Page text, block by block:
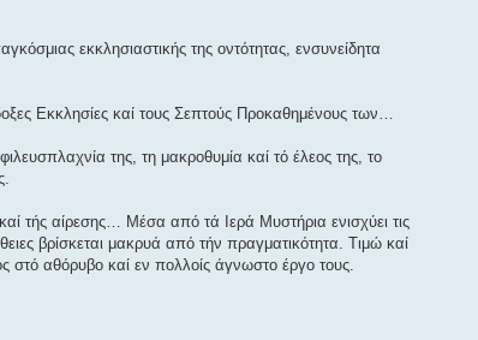
εκκλησιαστικής της οντότητας, ενσυνείδητα
Εκκλησίες καί τους Σεπτούς Προκαθημένους των…
της, τη μακροθυμία καί τό έλεος της, το
τής αίρεσης… Μέσα από τά Ιερά Μυστήρια ενισχύει τις
βρίσκεται μακρυά από τήν πραγματικότητα. Τιμώ καί
στό αθόρυβο καί εν πολλοίς άγνωστο έργο τους.